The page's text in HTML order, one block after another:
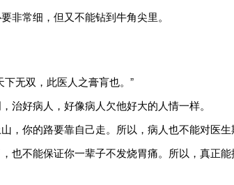
非常细，但又不能钻到牛角尖里。
无双，此医人之膏肓也。”
好病人，好像病人欠他好大的人情一样。
你的路要靠自己走。所以，病人也不能对医生
也不能保证你一辈子不发烧胃痛。所以，真正